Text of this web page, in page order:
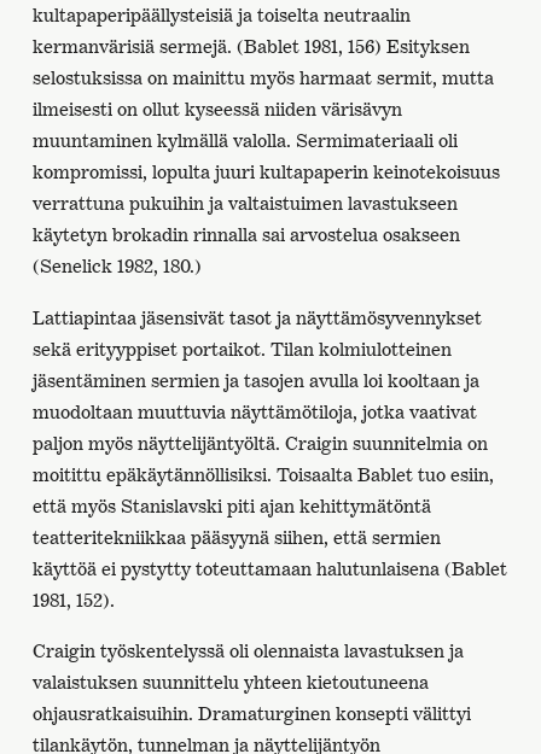
kultapaperipäällysteisiä ja toiselta neutraalin
kermanvärisiä sermejä. (Bablet 1981, 156) Esityksen
selostuksissa on mainittu myös harmaat sermit, mutta
ilmeisesti on ollut kyseessä niiden värisävyn
muuntaminen kylmällä valolla. Sermimateriaali oli
kompromissi, lopulta juuri kultapaperin keinotekoisuus
verrattuna pukuihin ja valtaistuimen lavastukseen
käytetyn brokadin rinnalla sai arvostelua osakseen
(Senelick 1982, 180.)
Lattiapintaa jäsensivät tasot ja näyttämösyvennykset
sekä erityyppiset portaikot. Tilan kolmiulotteinen
jäsentäminen sermien ja tasojen avulla loi kooltaan ja
muodoltaan muuttuvia näyttämötiloja, jotka vaativat
paljon myös näyttelijäntyöltä. Craigin suunnitelmia on
moitittu epäkäytännöllisiksi. Toisaalta Bablet tuo esiin,
että myös Stanislavski piti ajan kehittymätöntä
teatteritekniikkaa pääsyynä siihen, että sermien
käyttöä ei pystytty toteuttamaan halutunlaisena (Bablet
1981, 152).
Craigin työskentelyssä oli olennaista lavastuksen ja
valaistuksen suunnittelu yhteen kietoutuneena
ohjausratkaisuihin. Dramaturginen konsepti välittyi
tilankäytön, tunnelman ja näyttelijäntyön